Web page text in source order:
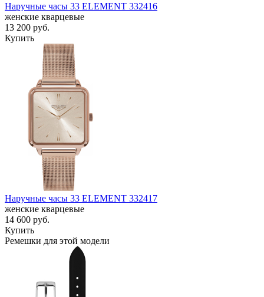
Наручные часы 33 ELEMENT 332416
женские кварцевые
13 200 руб.
Купить
Наручные часы 33 ELEMENT 332417
женские кварцевые
14 600 руб.
Купить
Ремешки для этой модели